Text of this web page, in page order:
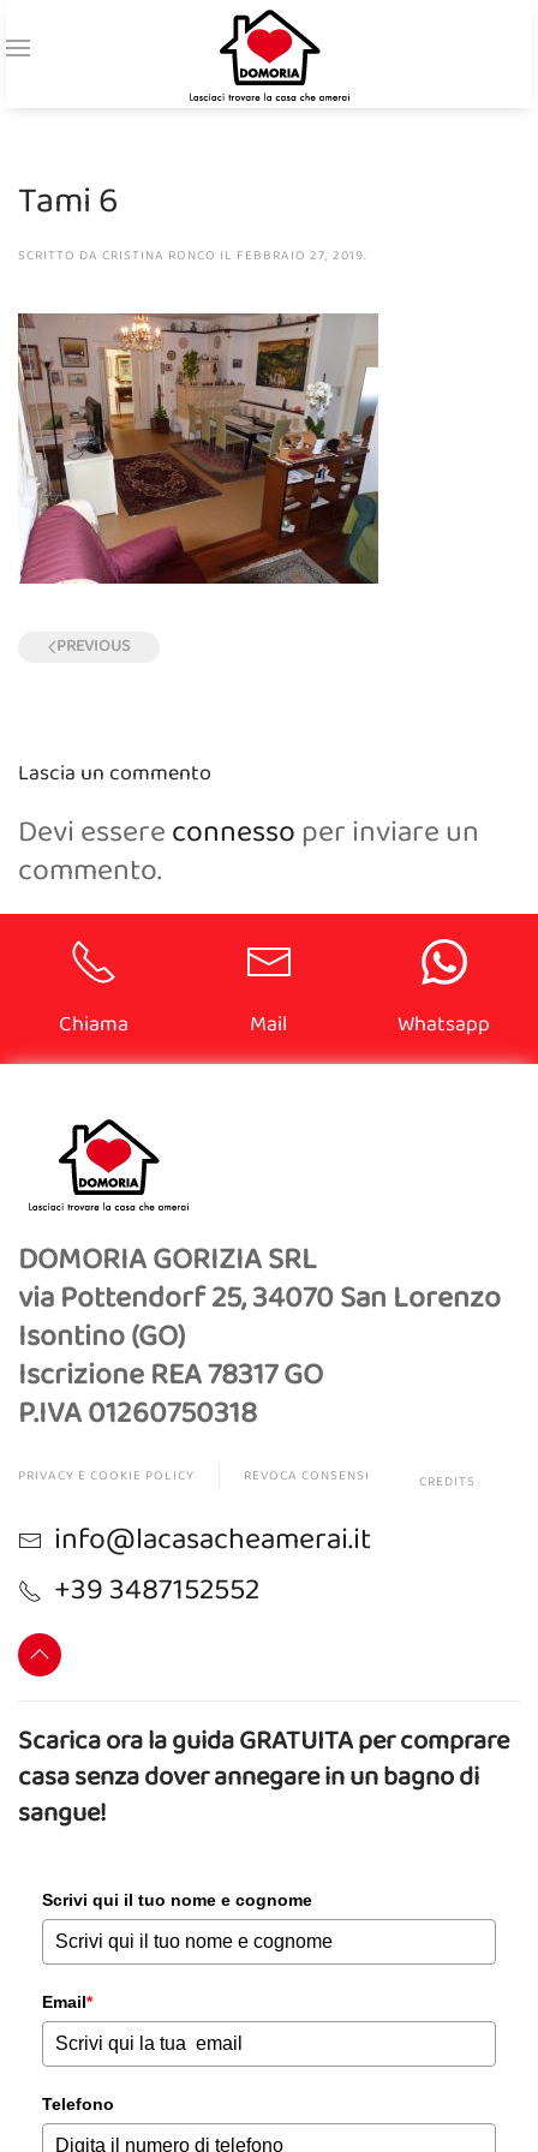
Tami 6
SCRITTO DA CRISTINA RONCO IL FEBBRAIO 27, 2019.
PREVIOUS
Lascia un commento
Devi essereconnessoper inviare un
commento.
Chiama Mail Whatsapp
DOMORIA GORIZIA SRL
via Pottendorf 25, 34070 San Lorenzo
Isontino (GO)
Iscrizione REA 78317 GO
P.IVA 01260750318
PRIVACY E COOKIE POLICY REVOCA CONSENSI CREDITS
info@lacasacheamerai.it
+39 3487152552
Scarica ora la guida GRATUITA per comprare
casa senza dover annegare in un bagno di
sangue!
Scrivi qui il tuo nome e cognome
Email*
Telefono